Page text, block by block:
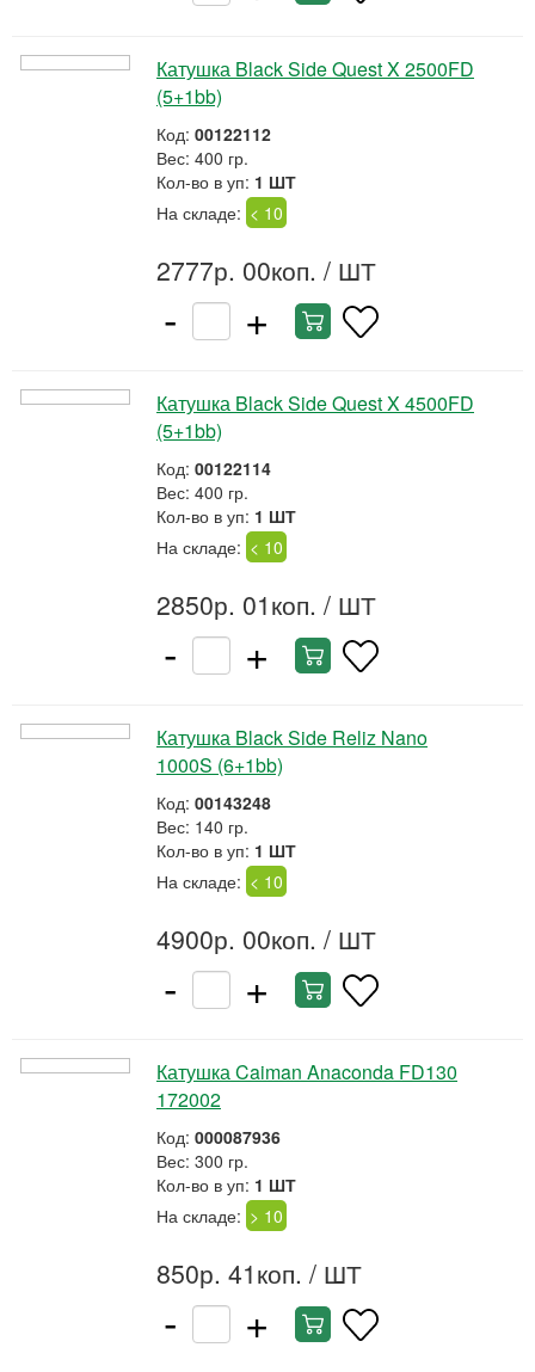
Катушка Black Side Quest X 2500FD
(5+1bb)
Код: 00122112
Вес: 400 гр.
Кол-во в уп: 1 ШТ
На складе: < 10
2777р. 00коп. / ШТ
- +
Катушка Black Side Quest X 4500FD
(5+1bb)
Код: 00122114
Вес: 400 гр.
Кол-во в уп: 1 ШТ
На складе: < 10
2850р. 01коп. / ШТ
- +
Катушка Black Side Reliz Nano
1000S (6+1bb)
Код: 00143248
Вес: 140 гр.
Кол-во в уп: 1 ШТ
На складе: < 10
4900р. 00коп. / ШТ
- +
Катушка Caiman Anaconda FD130
172002
Код: 000087936
Вес: 300 гр.
Кол-во в уп: 1 ШТ
На складе: > 10
850р. 41коп. / ШТ
- +